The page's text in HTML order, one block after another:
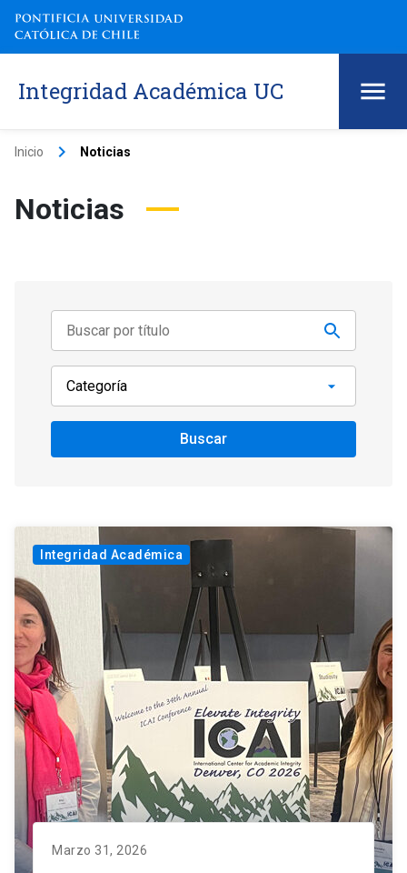
Integridad Académica UC
Inicio keyboard_arrow_right Noticias
Noticias
Buscar
Marzo 31, 2026
Integridad Académica